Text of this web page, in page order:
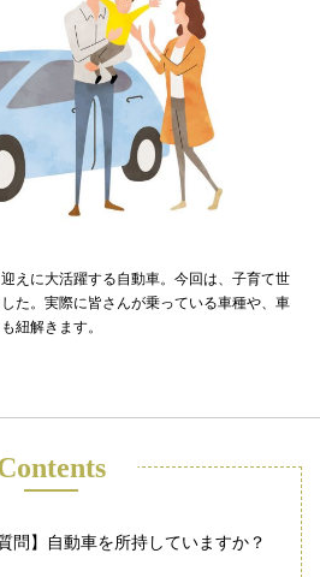
えに大活躍する自動車。今回は、子育て世
た。実際に皆さんが乗っている車種や、車
紐解きます。
問】自動車を所持していますか？